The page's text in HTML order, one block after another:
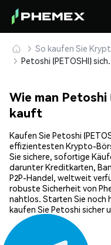
So kaufen Sie
Petoshi
Wie man
kauft
Kaufen Sie Petoshi
effizientesten Krypto-
Sie sichere, sofortige
darunter Kreditkarten,
P2P-Handel, weltweit
robuste Sicherheit von
nahtlos. Starten Sie
kaufen Sie Petoshi sicher